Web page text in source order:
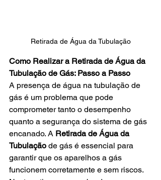
Retirada de Água da Tubulação
Como Realizar a Retirada de Água da
Tubulação de Gás: Passo a Passo
A presença de água na tubulação de
gás é um problema que pode
comprometer tanto o desempenho
quanto a segurança do sistema de gás
encanado. A Retirada de Água da
Tubulação de gás é essencial para
garantir que os aparelhos a gás
funcionem corretamente e sem riscos.